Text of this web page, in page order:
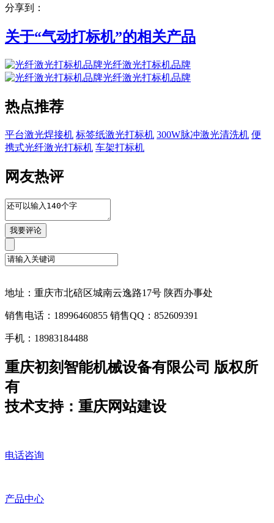
分享到：
关于“气动打标机”的相关产品
光纤激光打标机品牌
光纤激光打标机品牌
热点推荐
平台激光焊接机 标签纸激光打标机 300W脉冲激光清洗机 便
携式光纤激光打标机 车架打标机
网友热评
地址：重庆市北碚区城南云逸路17号 陕西办事处
销售电话：18996460855 销售QQ：852609391
手机：18983184488
重庆初刻智能机械设备有限公司 版权所
有
技术支持：重庆网站建设
电话咨询
产品中心